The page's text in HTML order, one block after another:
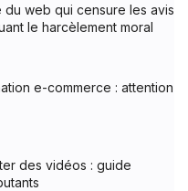
du web qui censure les avis
le harcèlement moral
e-commerce : attention
des vidéos : guide